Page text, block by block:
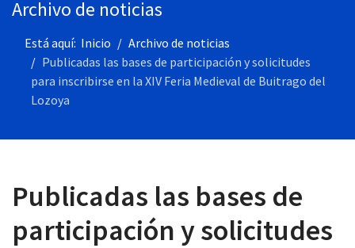
Archivo de noticias
Está aquí: Inicio
Archivo de noticias
Publicadas las bases de participación y solicitudes
para inscribirse en la XIV Feria Medieval de Buitrago del
Lozoya
Publicadas las bases de
participación y solicitudes